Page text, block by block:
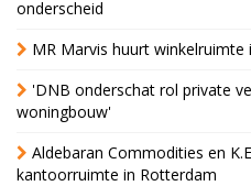
onderscheid
MR Marvis huurt winkelruimte
'DNB onderschat rol private
woningbouw'
Aldebaran Commodities en
kantoorruimte in Rotterdam